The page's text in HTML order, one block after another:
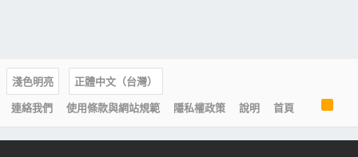
淺色明亮
正體中文（台灣）
連絡我們
使用條款與網站規範 隱私權政策 說明 首頁
R
S
S